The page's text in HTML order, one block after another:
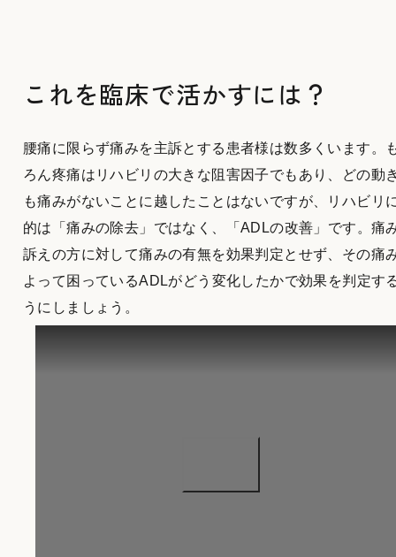
これを臨床で活かすには？
腰痛に限らず痛みを主訴とする患者様は数多くいます。
ろん疼痛はリハビリの大きな阻害因子でもあり、どの動
も痛みがないことに越したことはないですが、リハビリ
的は「痛みの除去」ではなく、「ADLの改善」です。痛
訴えの方に対して痛みの有無を効果判定とせず、その痛
よって困っているADLがどう変化したかで効果を判定す
うにしましょう。